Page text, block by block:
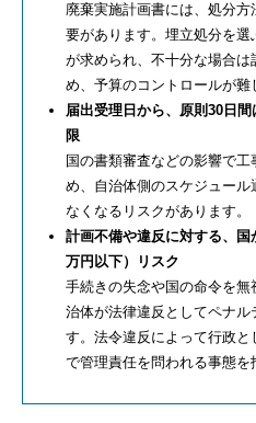
廃棄実施計画書には、処分
要があります。埋立処分を
が求められ、不十分な場合
め、予算のコントロールが難
届出受理日から、原則30日
限
国の書類審査などの影響で
め、自治体側のスケジュール
なくなるリスクがあります。
計画不備や違反に対する、
万円以下）リスク
手続きの失念や国の命令を
治体が法律違反としてペナル
す。法令違反によって行政
で管理責任を問われる事態を